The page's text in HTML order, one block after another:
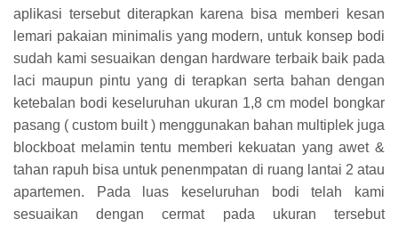
aplikasi tersebut diterapkan karena bisa memberi kesan
lemari pakaian minimalis yang modern, untuk konsep bodi
sudah kami sesuaikan dengan hardware terbaik baik pada
laci maupun pintu yang di terapkan serta bahan dengan
ketebalan bodi keseluruhan ukuran 1,8 cm model bongkar
pasang ( custom built ) menggunakan bahan multiplek juga
blockboat melamin tentu memberi kekuatan yang awet &
tahan rapuh bisa untuk penenmpatan di ruang lantai 2 atau
apartemen. Pada luas keseluruhan bodi telah kami
sesuaikan dengan cermat pada ukuran tersebut